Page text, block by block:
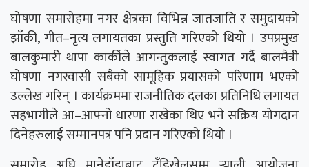
घोषणा समारोहमा नगर क्षेत्रका विभिन्न जातजाति र समुदायको
झाँकी, गीत–नृत्य लगायतका प्रस्तुति गरिएको थियो । उपप्रमुख
बालकुमारी थापा कार्कीले आगन्तुकलाई स्वागत गर्दै बालमैत्री
घोषणा नगरवासी सबैको सामूहिक प्रयासको परिणाम भएको
उल्लेख गरिन् । कार्यक्रममा राजनीतिक दलका प्रतिनिधि लगायत
सहभागीले आ–आफ्नो धारणा राखेका थिए भने सक्रिय योगदान
दिनेहरुलाई सम्मानपत्र पनि प्रदान गरिएको थियो ।